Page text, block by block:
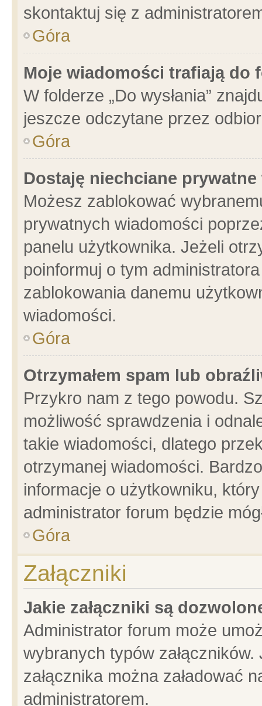
skontaktuj się z
Góra
Moje wiadomości trafiają do
W folderze „Do wysłania”
jeszcze odczytane przez
Góra
Dostaję niechciane
Możesz zablokować
prywatnych wiadomości
panelu użytkownika. Jeżeli
poinformuj o tym
zablokowania danemu
wiadomości.
Góra
Otrzymałem spam lub
Przykro nam z tego powodu.
możliwość sprawdzenia i
takie wiadomości, dlatego
otrzymanej wiadomości.
informacje o użytkowniku,
administrator forum będzie
Góra
Załączniki
Jakie załączniki są
Administrator forum może
wybranych typów
załącznika można załadować
administratorem.